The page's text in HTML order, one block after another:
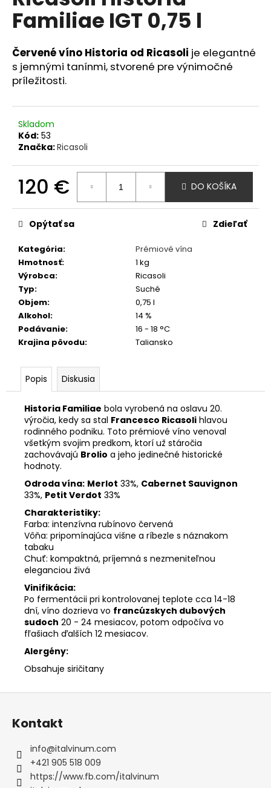
5,0
hviezdičiek.
Familiae IGT 0,75 l
Červené víno Historia od Ricasoli je elegantné
s jemnými tanínmi, stvorené pre výnimočné
príležitosti.
Skladom
Kód: 53
Značka:Ricasoli
120 €
cena:
DO KOŠÍKA
Kategória:
Prémiové vína
Hmotnosť:
1 kg
Výrobca:
Ricasoli
Typ:
Suché
Objem:
0,75 l
Alkohol:
14 %
Podávanie:
16 - 18 °C
Krajina pôvodu: Taliansko
Opýtať sa Zdieľať
M
Popis Diskusia
Historia Familiae bola vyrobená na oslavu 20.
výročia, kedy sa stal Francesco Ricasoli hlavou
rodinného podniku. Toto prémiové víno venoval
všetkým svojim predkom, ktorí už stáročia
zachovávajú Brolio a jeho jedinečné historické
hodnoty.
Odroda vína: Merlot 33%, Cabernet Sauvignon
33%, Petit Verdot 33%
Charakteristiky:
Farba: intenzívna rubínovo červená
Vôňa: pripomínajúca višne a ríbezle s náznakom
tabaku
Chuť: kompaktná, príjemná s nezmeniteľnou
eleganciou živá
Vinifikácia:
Po fermentácii pri kontrolovanej teplote cca 14-18
dní, víno dozrieva vo francúzskych dubových
sudoch 20 - 24 mesiacov, potom odpočíva vo
fľašiach ďalších 12 mesiacov.
Alergény:
Obsahuje siričitany
á
j
s
ť
?
O
d
p
ú
č
a
m
e
CA’
RAJO
PROSECCO
EXTRA
DOC
TREVISO
0,75
12,50
Z
Kontakt
info@italvinum.com
+421 905 518 009
https://www.fb.com/italvinum